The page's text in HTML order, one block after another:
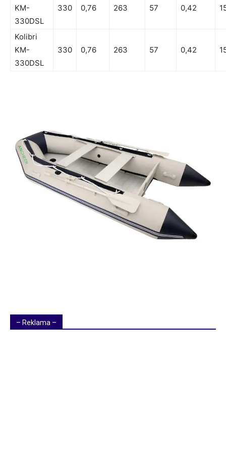
KM-
330DSL
330 0,76 263 57 0,42
Kolibri
KM-
330DSL
330 0,76 263 57 0,42
– Reklama –